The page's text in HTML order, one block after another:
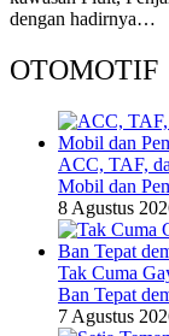
dengan hadirnya…
OTOMOTIF
ACC, TAF,
Mobil dan
8 Agustus
Tak Cuma
Ban Tepat
7 Agustus